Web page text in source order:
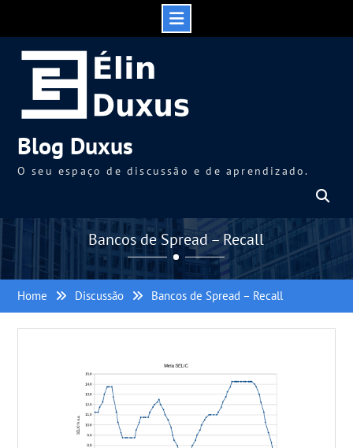
Blog Duxus
O seu espaço de discussão e de aprendizado.
Bancos de Spread – Recall
Home Discussão Bancos de Spread – Recall